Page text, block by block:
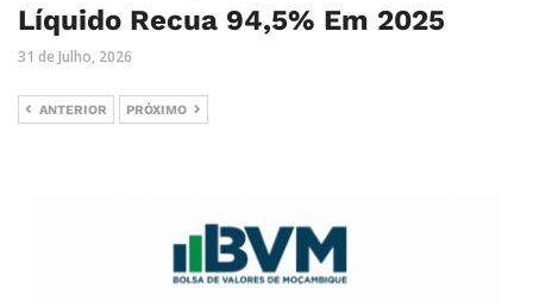
Líquido Recua 94,5% Em 2025
31 de Julho, 2026
ANTERIOR PRÓXIMO